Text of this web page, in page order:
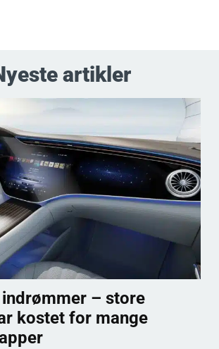
artikler
– store
kostet for mange